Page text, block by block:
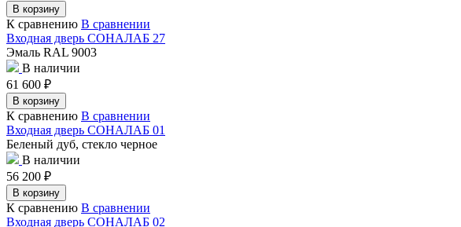
В корзину
К сравнению В сравнении
Входная дверь СОНАЛАБ 27
Эмаль RAL 9003
В наличии
61 600 ₽
В корзину
К сравнению В сравнении
Входная дверь СОНАЛАБ 01
Беленый дуб, стекло черное
В наличии
56 200 ₽
В корзину
К сравнению В сравнении
Входная дверь СОНАЛАБ 02